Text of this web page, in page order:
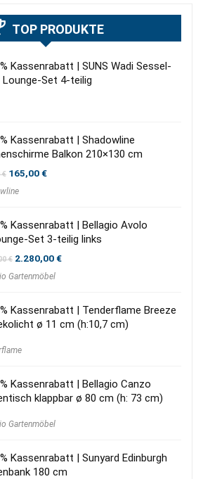
TOP PRODUKTE
Kassenrabatt | SUNS Wadi Sessel-
Set 4-teilig
Kassenrabatt | Shadowline
Balkon 210×130 cm
€ Ursprünglicher
war:
165,00€Aktueller
Kassenrabatt | Bellagio Avolo
Set 3-teilig links
€ Ursprünglicher
war:
2.280,00€Aktueller
Gartenmöbel
Kassenrabatt | Tenderflame Breeze
ø 11 cm (h:10,7 cm)
Kassenrabatt | Bellagio Canzo
klappbar ø 80 cm (h: 73 cm)
Gartenmöbel
Kassenrabatt | Sunyard Edinburgh
180 cm